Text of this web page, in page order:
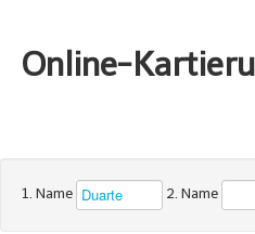
Online-
1. Name 2. Name